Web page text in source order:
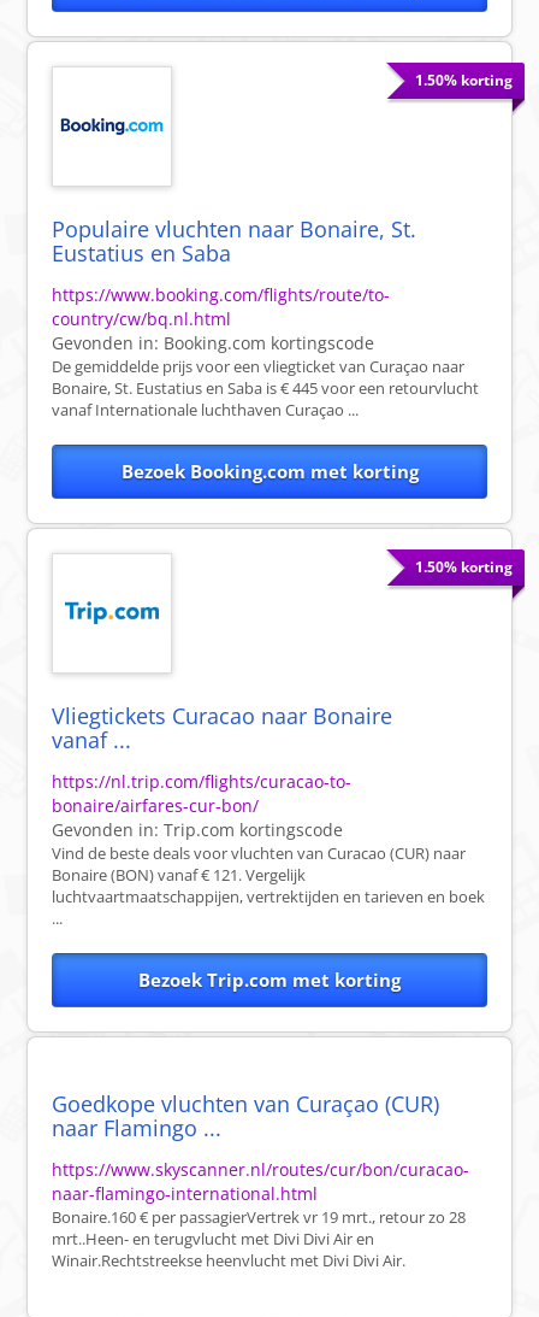
1.50% korting
Populaire vluchten naar Bonaire, St.
Eustatius en Saba
https://www.booking.com/flights/route/to-
country/cw/bq.nl.html
Gevonden in: Booking.com kortingscode
De gemiddelde prijs voor een vliegticket van Curaçao naar
Bonaire, St. Eustatius en Saba is € 445 voor een retourvlucht
vanaf Internationale luchthaven Curaçao ...
Bezoek Booking.com met korting
1.50% korting
Vliegtickets Curacao naar Bonaire
vanaf ...
https://nl.trip.com/flights/curacao-to-
bonaire/airfares-cur-bon/
Gevonden in:Trip.com kortingscode
Vind de beste deals voor vluchten van Curacao (CUR) naar
Bonaire (BON) vanaf € 121. Vergelijk
luchtvaartmaatschappijen, vertrektijden en tarieven en boek
...
Bezoek Trip.com met korting
Goedkope vluchten van Curaçao (CUR)
naar Flamingo ...
https://www.skyscanner.nl/routes/cur/bon/curacao-
naar-flamingo-international.html
Bonaire.160 € per passagierVertrek vr 19 mrt., retour zo 28
mrt..Heen- en terugvlucht met Divi Divi Air en
Winair.Rechtstreekse heenvlucht met Divi Divi Air.